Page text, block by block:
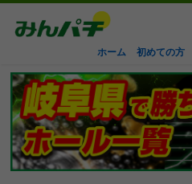
ホーム 初めての方